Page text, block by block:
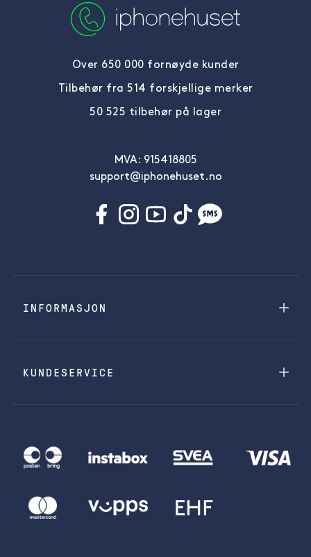
Over 650 000 fornøyde kunder
Tilbehør fra 514 forskjellige merker
50 525 tilbehør på lager
MVA: 915418805
support@iphonehuset.no
INFORMASJON
KUNDESERVICE